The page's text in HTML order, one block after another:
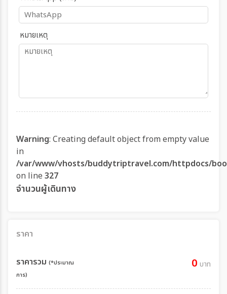
หมายเหตุ
Warning: Creating default object from empty value
in
/var/www/vhosts/buddytriptravel.com/httpdocs/
on line 327
จำนวนผู้เดินทาง
ราคา
ราคารวม (*ประมาณ
การ)
0 บาท